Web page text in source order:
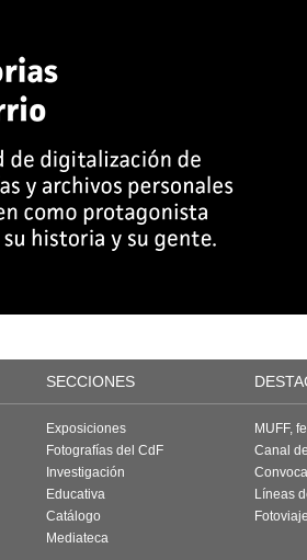
SECCIONES
Exposiciones
Fotografías del CdF
Investigación
Educativa
Catálogo
Mediateca
MUFF,
Canal
Líneas